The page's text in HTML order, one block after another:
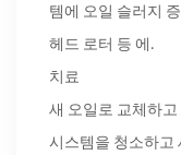
템에 오일 슬러지
헤드 로터 등 에.
치료
새 오일로 교체하
시스템을 청소하고